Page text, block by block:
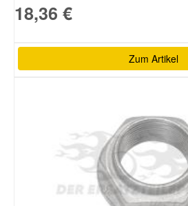
18,36 €
Zum Artikel